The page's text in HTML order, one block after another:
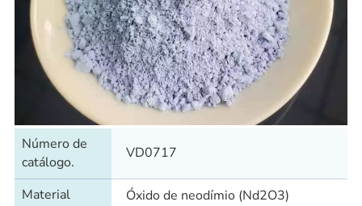
Número de
catálogo.
VD0717
Material
Óxido de neodímio (Nd2O3)